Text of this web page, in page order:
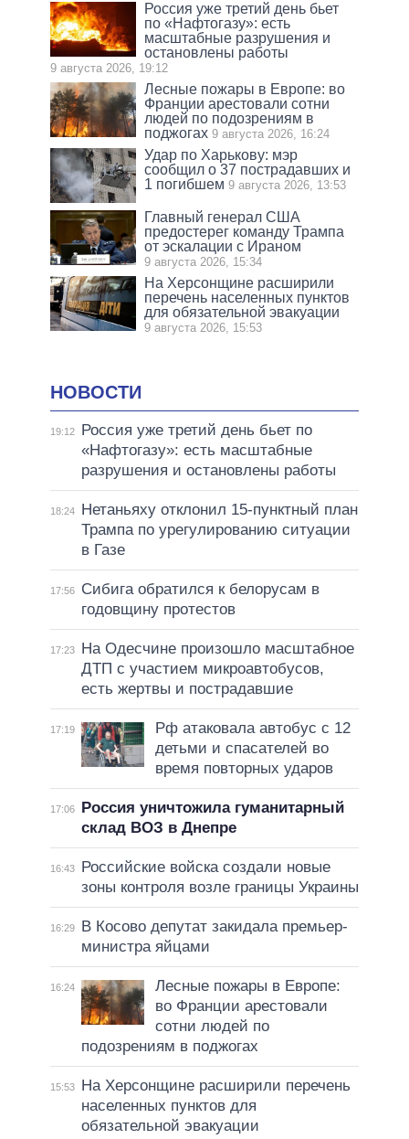
Россия уже третий день бьет
по «Нафтогазу»: есть
масштабные разрушения и
остановлены работы
9 августа 2026, 19:12
Лесные пожары в Европе: во
Франции арестовали сотни
людей по подозрениям в
поджогах 9 августа 2026, 16:24
Удар по Харькову: мэр
сообщил о 37 пострадавших и
1 погибшем 9 августа 2026, 13:53
Главный генерал США
предостерег команду Трампа
от эскалации с Ираном
9 августа 2026, 15:34
На Херсонщине расширили
перечень населенных пунктов
для обязательной эвакуации
9 августа 2026, 15:53
НОВОСТИ
19:12
Россия уже третий день бьет по
«Нафтогазу»: есть масштабные
разрушения и остановлены работы
18:24
Нетаньяху отклонил 15-пунктный план
Трампа по урегулированию ситуации
в Газе
17:56
Сибига обратился к белорусам в
годовщину протестов
17:23
На Одесчине произошло масштабное
ДТП с участием микроавтобусов,
есть жертвы и пострадавшие
17:19
Рф атаковала автобус с 12
детьми и спасателей во
время повторных ударов
17:06
Россия уничтожила гуманитарный
склад ВОЗ в Днепре
16:43
Российские войска создали новые
зоны контроля возле границы Украины
16:29
В Косово депутат закидала премьер-
министра яйцами
16:24
Лесные пожары в Европе:
во Франции арестовали
сотни людей по
подозрениям в поджогах
15:53
На Херсонщине расширили перечень
населенных пунктов для
обязательной эвакуации